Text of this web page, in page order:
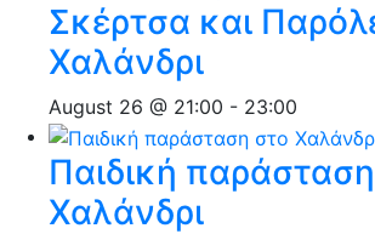
Σκέρτσα και
Χαλάνδρι
August 26 @ 21:00 - 23:00
Παιδική
Χαλάνδρι